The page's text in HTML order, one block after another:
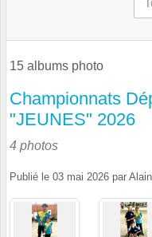
15 albums photo
Championnats
"JEUNES" 2026
4 photos
Publié le 03 mai 2026 par